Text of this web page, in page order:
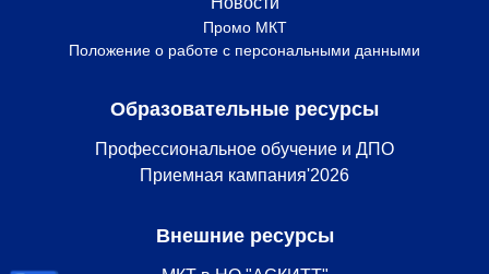
Промо МКТ
Положение о работе с персональными данными
Образовательные ресурсы
Профессиональное обучение и ДПО
Приемная кампания'2026
Внешние ресурсы